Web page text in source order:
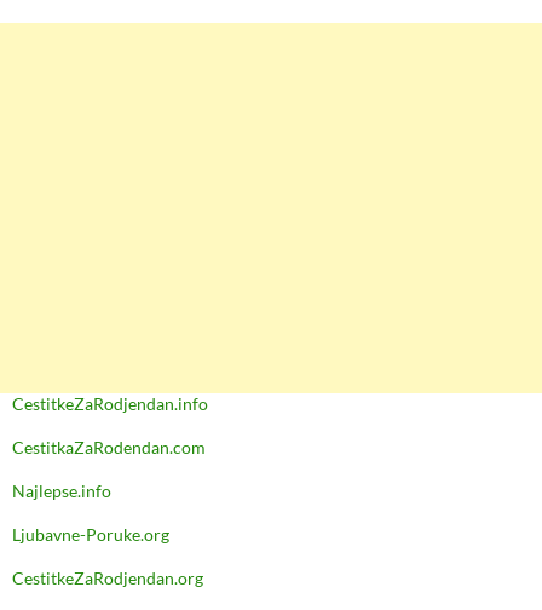
CestitkeZaRodjendan.info
CestitkaZaRodendan.com
Najlepse.info
Ljubavne-Poruke.org
CestitkeZaRodjendan.org